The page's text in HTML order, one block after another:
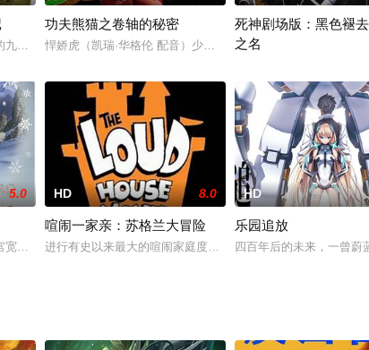
头蛇海蛟集团妄想夺取无敌浩克的伽玛能量来颠覆世界，于是收买
功夫熊猫之卷轴的秘密
悍娇虎（凯瑞·华格伦 配音）少女时候跟着师傅（达斯汀·霍夫
死神剧场版：黑色褪
之名
在实验室里工作的涅被
5.0
贵 配音）和野狼卡滋（中村狮童 配音）意外的躲进了一间小木屋避
HD 8.0
喧闹一家亲：苏格兰大冒险
进行有史以来最大的喧闹家庭度假。这次冒险是跟随响亮的一
HD
乐园追放
四百年后的未来，一曾